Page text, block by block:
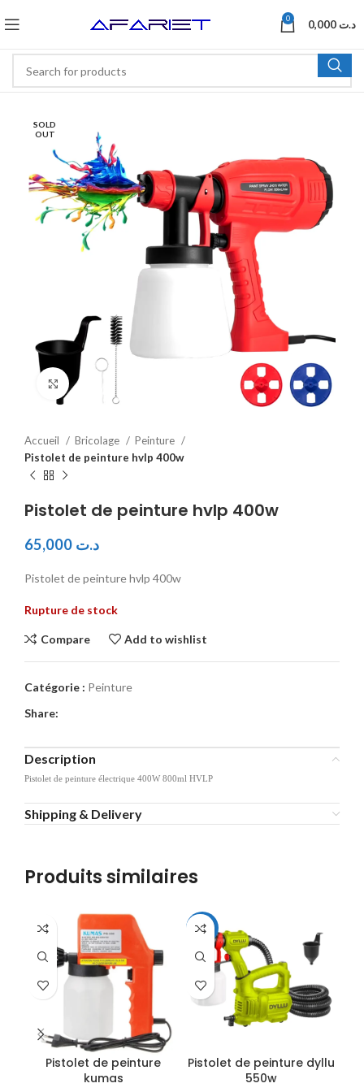
0 د.ت
SOLD
OUT
Click to enlarge
Accueil Bricolage
Peinture
Pistolet de peinture hvlp 400w
Pistolet de peinture hvlp 400w
د.ت
Pistolet de peinture hvlp 400w
Rupture de stock
Compare Add to wishlist
Catégorie : Peinture
Share:
Description
Pistolet de peinture électrique 400W 800ml HVLP
Shipping & Delivery
Produits similaires
Pistolet de peinture
kumas
-16%
Pistolet de peinture dyllu
550w